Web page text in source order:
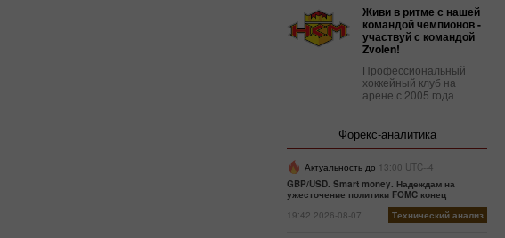
Живи в ритме с нашей
командой чемпионов -
участвуй с командой
Zvolen!
Профессиональный
хоккейный клуб на
арене с 2005 года
Форекс-аналитика
Актуальность до 13:00 UTC--4
GBP/USD. Smart money. Надеждам на
ужесточение политики FOMC конец
19:42 2026-08-07
Технический анализ